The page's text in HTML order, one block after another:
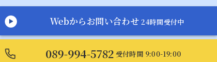
Webからお問い合わせ 24時間受付中
089-994-5782 受付時間 9:00-19:00